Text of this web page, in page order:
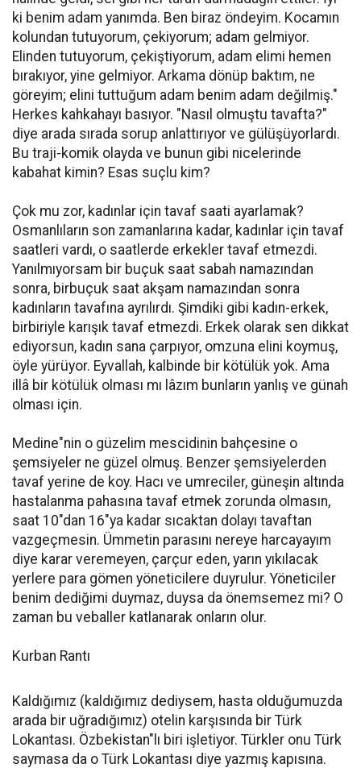
ki benim adam yanımda. Ben biraz öndeyim. Kocamın
kolundan tutuyorum, çekiyorum; adam gelmiyor.
Elinden tutuyorum, çekiştiyorum, adam elimi hemen
bırakıyor, yine gelmiyor. Arkama dönüp baktım, ne
göreyim; elini tuttuğum adam benim adam değilmiş."
Herkes kahkahayı basıyor. "Nasıl olmuştu tavafta?"
diye arada sırada sorup anlattırıyor ve gülüşüyorlardı.
Bu traji-komik olayda ve bunun gibi nicelerinde
kabahat kimin? Esas suçlu kim?
Çok mu zor, kadınlar için tavaf saati ayarlamak?
Osmanlıların son zamanlarına kadar, kadınlar için tavaf
saatleri vardı, o saatlerde erkekler tavaf etmezdi.
Yanılmıyorsam bir buçuk saat sabah namazından
sonra, birbuçuk saat akşam namazından sonra
kadınların tavafına ayrılırdı. Şimdiki gibi kadın-erkek,
birbiriyle karışık tavaf etmezdi. Erkek olarak sen dikkat
ediyorsun, kadın sana çarpıyor, omzuna elini koymuş,
öyle yürüyor. Eyvallah, kalbinde bir kötülük yok. Ama
illâ bir kötülük olması mı lâzım bunların yanlış ve günah
olması için.
Medine"nin o güzelim mescidinin bahçesine o
şemsiyeler ne güzel olmuş. Benzer şemsiyelerden
tavaf yerine de koy. Hacı ve umreciler, güneşin altında
hastalanma pahasına tavaf etmek zorunda olmasın,
saat 10"dan 16"ya kadar sıcaktan dolayı tavaftan
vazgeçmesin. Ümmetin parasını nereye harcayayım
diye karar veremeyen, çarçur eden, yarın yıkılacak
yerlere para gömen yöneticilere duyrulur. Yöneticiler
benim dediğimi duymaz, duysa da önemsemez mi? O
zaman bu veballer katlanarak onların olur.
Kurban Rantı
Kaldığımız (kaldığımız dediysem, hasta olduğumuzda
arada bir uğradığımız) otelin karşısında bir Türk
Lokantası. Özbekistan"lı biri işletiyor. Türkler onu Türk
saymasa da o Türk Lokantası diye yazmış kapısına.